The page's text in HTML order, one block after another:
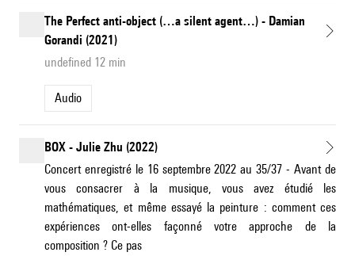
The Perfect anti-object (…a silent agent…) - Damian
Gorandi (2021)
undefined 12 min
Audio
BOX - Julie Zhu (2022)
Concert enregistré le 16 septembre 2022 au 35/37 - Avant de
vous consacrer à la musique, vous avez étudié les
mathématiques, et même essayé la peinture : comment ces
expériences ont-elles façonné votre approche de la
composition ? Ce pas